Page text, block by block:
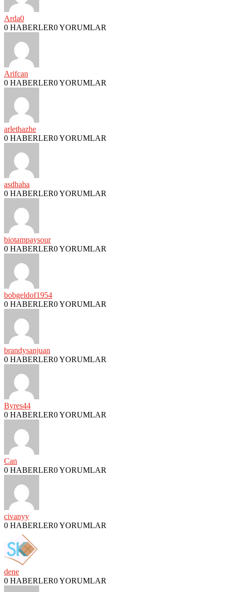
Arda0
0 HABERLER0 YORUMLAR
Arifcan
0 HABERLER0 YORUMLAR
arlethazhe
0 HABERLER0 YORUMLAR
asdhaha
0 HABERLER0 YORUMLAR
biotampaysour
0 HABERLER0 YORUMLAR
bobgeldof1954
0 HABERLER0 YORUMLAR
brandysanjuan
0 HABERLER0 YORUMLAR
Byres44
0 HABERLER0 YORUMLAR
Can
0 HABERLER0 YORUMLAR
civanyy
0 HABERLER0 YORUMLAR
dene
0 HABERLER0 YORUMLAR